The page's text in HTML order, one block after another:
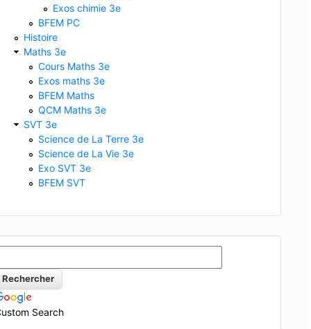
Exos chimie 3e
BFEM PC
Histoire
Maths 3e
Cours Maths 3e
Exos maths 3e
BFEM Maths
QCM Maths 3e
SVT 3e
Science de La Terre 3e
Science de La Vie 3e
Exo SVT 3e
BFEM SVT
Search